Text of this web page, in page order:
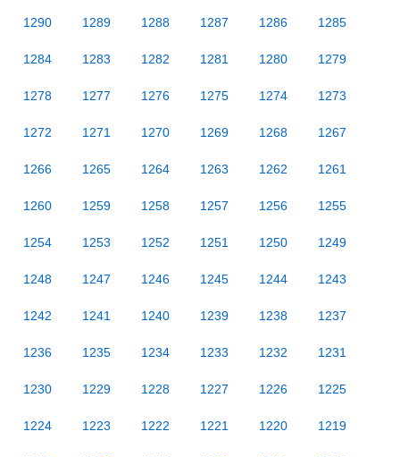
1290 1289 1288 1287 1286 1285
1284 1283 1282 1281 1280 1279
1278 1277 1276 1275 1274 1273
1272 1271 1270 1269 1268 1267
1266 1265 1264 1263 1262 1261
1260 1259 1258 1257 1256 1255
1254 1253 1252 1251 1250 1249
1248 1247 1246 1245 1244 1243
1242 1241 1240 1239 1238 1237
1236 1235 1234 1233 1232 1231
1230 1229 1228 1227 1226 1225
1224 1223 1222 1221 1220 1219